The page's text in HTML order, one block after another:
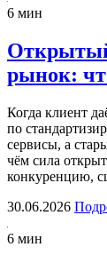
6 мин
рынок:
Когда клиент
по
сервисы, а
чём сила
конкуренцию,
30.06.2026
6 мин